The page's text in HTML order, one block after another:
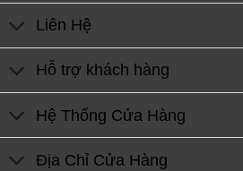
Liên Hệ
Hỗ trợ khách hàng
Hệ Thống Cửa Hàng
Địa Chỉ Cửa Hàng